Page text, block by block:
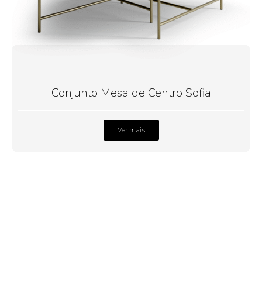
Conjunto Mesa de Centro Sofia
Ver mais